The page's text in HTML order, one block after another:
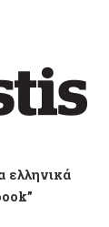
ελληνικά